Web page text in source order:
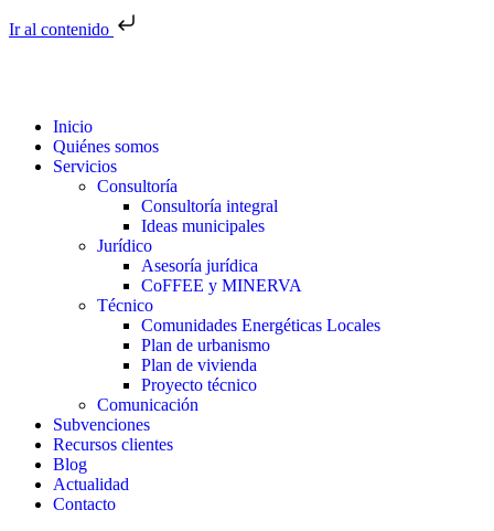
Ir al contenido
Inicio
Quiénes somos
Servicios
Consultoría
Consultoría integral
Ideas municipales
Jurídico
Asesoría jurídica
CoFFEE y MINERVA
Técnico
Comunidades Energéticas Locales
Plan de urbanismo
Plan de vivienda
Proyecto técnico
Comunicación
Subvenciones
Recursos clientes
Blog
Actualidad
Contacto